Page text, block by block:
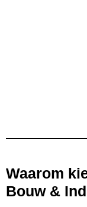
Waarom
Bouw &